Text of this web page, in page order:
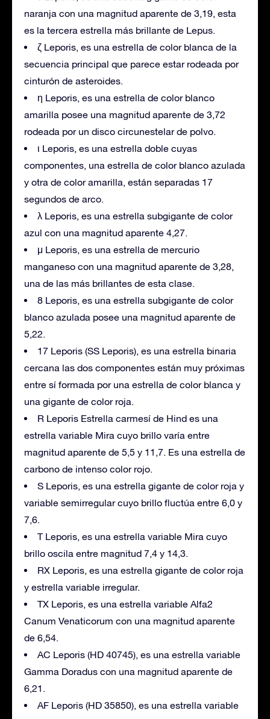
naranja con una magnitud aparente de 3,19, esta
es la tercera estrella más brillante de Lepus.
ζ Leporis, es una estrella de color blanca de la
secuencia principal que parece estar rodeada por
cinturón de asteroides.
η Leporis, es una estrella de color blanco
amarilla posee una magnitud aparente de 3,72
rodeada por un disco circunestelar de polvo.
ι Leporis, es una estrella doble cuyas
componentes, una estrella de color blanco azulada
y otra de color amarilla, están separadas 17
segundos de arco.
λ Leporis, es una estrella subgigante de color
azul con una magnitud aparente 4,27.
μ Leporis, es una estrella de mercurio
manganeso con una magnitud aparente de 3,28,
una de las más brillantes de esta clase.
8 Leporis, es una estrella subgigante de color
blanco azulada posee una magnitud aparente de
5,22.
17 Leporis (SS Leporis), es una estrella binaria
cercana las dos componentes están muy próximas
entre sí formada por una estrella de color blanca y
una gigante de color roja.
R Leporis Estrella carmesí de Hind es una
estrella variable Mira cuyo brillo varía entre
magnitud aparente de 5,5 y 11,7. Es una estrella de
carbono de intenso color rojo.
S Leporis, es una estrella gigante de color roja y
variable semirregular cuyo brillo fluctúa entre 6,0 y
7,6.
T Leporis, es una estrella variable Mira cuyo
brillo oscila entre magnitud 7,4 y 14,3.
RX Leporis, es una estrella gigante de color roja
y estrella variable irregular.
TX Leporis, es una estrella variable Alfa2
Canum Venaticorum con una magnitud aparente
de 6,54.
AC Leporis (HD 40745), es una estrella variable
Gamma Doradus con una magnitud aparente de
6,21.
AF Leporis (HD 35850), es una estrella variable